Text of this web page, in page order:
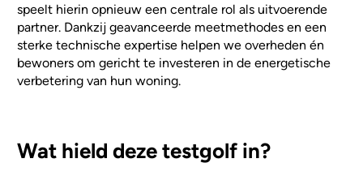
speelt hierin opnieuw een centrale rol als uitvoerende
partner. Dankzij geavanceerde meetmethodes en een
sterke technische expertise helpen we overheden én
bewoners om gericht te investeren in de energetische
verbetering van hun woning.
Wat hield deze testgolf in?